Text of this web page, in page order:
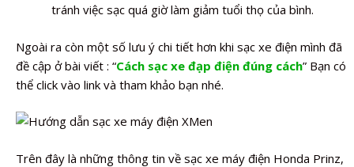
tránh việc sạc quá giờ làm giảm tuổi thọ của bình.
Ngoài ra còn một số lưu ý chi tiết hơn khi sạc xe điện mình đã
đề cập ở bài viết : “Cách sạc xe đạp điện đúng cách” Bạn có
thể click vào link và tham khảo bạn nhé.
Trên đây là những thông tin về sạc xe máy điện Honda Prinz,